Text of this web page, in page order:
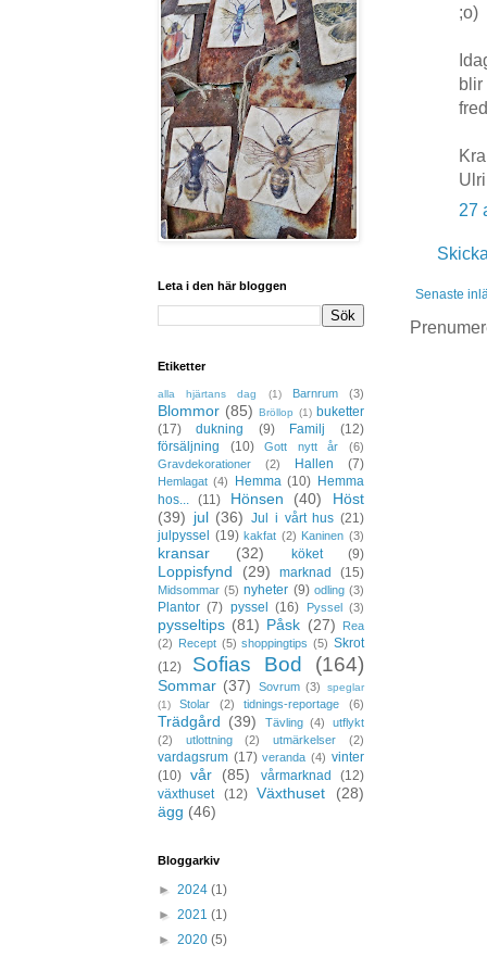
;o)
blir
27
Senaste
Leta i den här bloggen
Etiketter
alla hjärtans dag (1) Barnrum (3)
Blommor (85) Bröllop (1) buketter
(17)
dukning (9) Familj
(12)
försäljning
(10) Gott nytt år
(6)
Gravdekorationer
(2) Hallen (7)
Hemlagat (4) Hemma (10) Hemma
hos...
(11) Hönsen (40)
Höst
(39) jul (36) Jul i vårt hus (21)
julpyssel
(19) kakfat (2) Kaninen (3)
kransar (32) köket (9)
Loppisfynd (29) marknad (15)
Midsommar (5) nyheter (9) odling (3)
Plantor (7) pyssel (16) Pyssel (3)
pysseltips (81) Påsk (27)
Rea
(2) Recept (5) shoppingtips (5) Skrot
(12)
Sofias Bod (164)
Sommar (37) Sovrum (3)
speglar
(1)
Stolar (2) tidnings-reportage (6)
Trädgård (39) Tävling (4)
utflykt
(2)
utlottning (2) utmärkelser (2)
vardagsrum (17) veranda (4) vinter
(10) vår (85) vårmarknad
(12)
växthuset
(12) Växthuset
(28)
ägg (46)
Bloggarkiv
► 2024 (1)
► 2021 (1)
► 2020 (5)